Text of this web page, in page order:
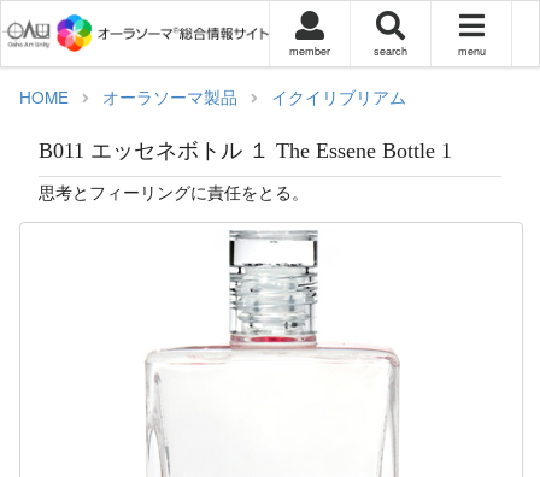
member search menu
HOME オーラソーマ製品 イクイリブリアム
B011 エッセネボトル １ The Essene Bottle 1
思考とフィーリングに責任をとる。